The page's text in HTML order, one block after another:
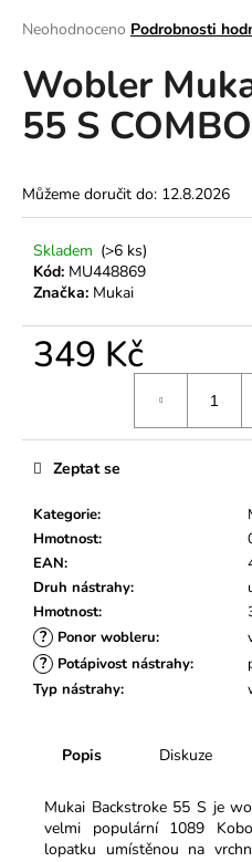
Průměrné
produktu
je
0,0
z
Neohodnoceno Podrobnosti
Wobler
55 S
Můžeme doručit do: 12.8.2026
Skladem (>6 ks)
Kód: MU448869
Značka: Mukai
349 Kč
Kategorie:
Hmotnost:
EAN:
Druh nástrahy:
Hmotnost:
? Ponor wobleru:
? Potápivost nástrahy:
Typ nástrahy:
Zeptat se
Popis Diskuze
Mukai Backstroke 55 S je
velmi populární 1089
lopatku umístěnou na
a
í
t
?
HLEDAT
D
r
u
u
m